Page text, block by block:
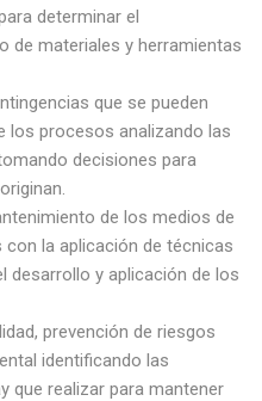
determinar el
de materiales y herramientas
que se pueden
los procesos analizando las
decisiones para
de los medios de
la aplicación de técnicas
desarrollo y aplicación de los
prevención de riesgos
identificando las
que realizar para mantener